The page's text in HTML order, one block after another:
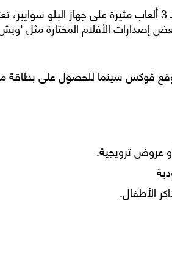
استعد لمتعة دون توقف مع بطاقة ماجيك بلانيت! محملة بـ 3 ألعاب
طفلك لحضور بعض إصدارات الأفلام
موقع ڤوكس سينما للحصول على بطاقة
عروض ترويجية.
الأطفال.